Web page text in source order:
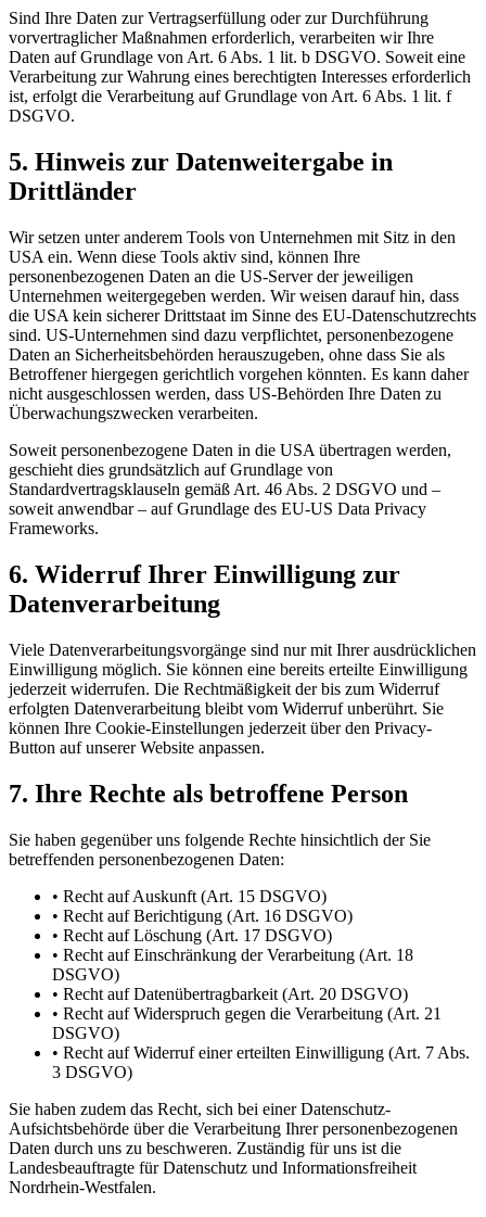
Sind Ihre Daten zur Vertragserfüllung oder zur Durchführung
vorvertraglicher Maßnahmen erforderlich, verarbeiten wir Ihre
Daten auf Grundlage von Art. 6 Abs. 1 lit. b DSGVO. Soweit eine
Verarbeitung zur Wahrung eines berechtigten Interesses erforderlich
ist, erfolgt die Verarbeitung auf Grundlage von Art. 6 Abs. 1 lit. f
DSGVO.
5. Hinweis zur Datenweitergabe in
Drittländer
Wir setzen unter anderem Tools von Unternehmen mit Sitz in den
USA ein. Wenn diese Tools aktiv sind, können Ihre
personenbezogenen Daten an die US-Server der jeweiligen
Unternehmen weitergegeben werden. Wir weisen darauf hin, dass
die USA kein sicherer Drittstaat im Sinne des EU-Datenschutzrechts
sind. US-Unternehmen sind dazu verpflichtet, personenbezogene
Daten an Sicherheitsbehörden herauszugeben, ohne dass Sie als
Betroffener hiergegen gerichtlich vorgehen könnten. Es kann daher
nicht ausgeschlossen werden, dass US-Behörden Ihre Daten zu
Überwachungszwecken verarbeiten.
Soweit personenbezogene Daten in die USA übertragen werden,
geschieht dies grundsätzlich auf Grundlage von
Standardvertragsklauseln gemäß Art. 46 Abs. 2 DSGVO und –
soweit anwendbar – auf Grundlage des EU-US Data Privacy
Frameworks.
6. Widerruf Ihrer Einwilligung zur
Datenverarbeitung
Viele Datenverarbeitungsvorgänge sind nur mit Ihrer ausdrücklichen
Einwilligung möglich. Sie können eine bereits erteilte Einwilligung
jederzeit widerrufen. Die Rechtmäßigkeit der bis zum Widerruf
erfolgten Datenverarbeitung bleibt vom Widerruf unberührt. Sie
können Ihre Cookie-Einstellungen jederzeit über den Privacy-
Button auf unserer Website anpassen.
7. Ihre Rechte als betroffene Person
Sie haben gegenüber uns folgende Rechte hinsichtlich der Sie
betreffenden personenbezogenen Daten:
• Recht auf Auskunft (Art. 15 DSGVO)
• Recht auf Berichtigung (Art. 16 DSGVO)
• Recht auf Löschung (Art. 17 DSGVO)
• Recht auf Einschränkung der Verarbeitung (Art. 18
DSGVO)
• Recht auf Datenübertragbarkeit (Art. 20 DSGVO)
• Recht auf Widerspruch gegen die Verarbeitung (Art. 21
DSGVO)
• Recht auf Widerruf einer erteilten Einwilligung (Art. 7 Abs.
3 DSGVO)
Sie haben zudem das Recht, sich bei einer Datenschutz-
Aufsichtsbehörde über die Verarbeitung Ihrer personenbezogenen
Daten durch uns zu beschweren. Zuständig für uns ist die
Landesbeauftragte für Datenschutz und Informationsfreiheit
Nordrhein-Westfalen.